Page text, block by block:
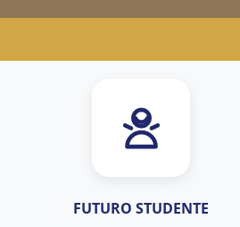
FUTURO STUDENTE